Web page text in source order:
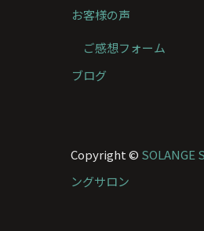
お客様の声
ご感想フォーム
ブログ
Copyright © SOLANGE
ングサロン